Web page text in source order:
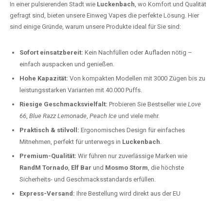
In einer pulsierenden Stadt wie Luckenbach, wo Komfort und Qualität
gefragt sind, bieten unsere Einweg Vapes die perfekte Lösung. Hier
sind einige Gründe, warum unsere Produkte ideal für Sie sind:
Sofort einsatzbereit: Kein Nachfüllen oder Aufladen nötig –
einfach auspacken und genießen.
Hohe Kapazität: Von kompakten Modellen mit 3000 Zügen bis zu
leistungsstarken Varianten mit 40.000 Puffs.
Riesige Geschmacksvielfalt: Probieren Sie Bestseller wie Love
66, Blue Razz Lemonade, Peach Ice und viele mehr.
Praktisch & stilvoll: Ergonomisches Design für einfaches
Mitnehmen, perfekt für unterwegs in Luckenbach.
Premium-Qualität: Wir führen nur zuverlässige Marken wie
RandM Tornado, Elf Bar und Mosmo Storm, die höchste
Sicherheits- und Geschmacksstandards erfüllen.
Express-Versand: Ihre Bestellung wird direkt aus der EU